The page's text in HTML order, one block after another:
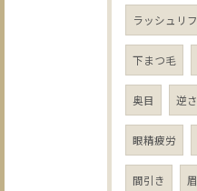
ラッシュリ
下まつ毛
奥目 逆
眼精疲労
間引き